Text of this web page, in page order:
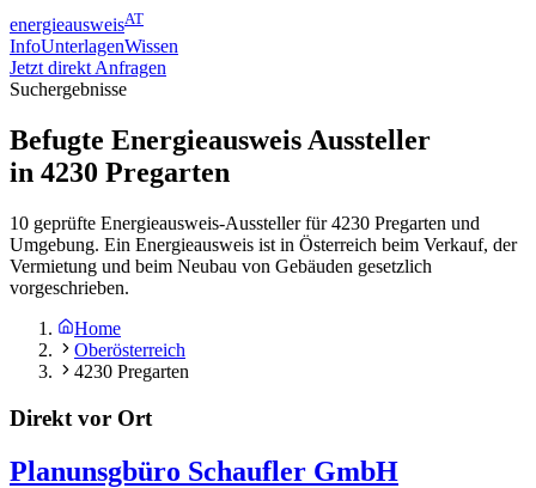
energieausweisAT
InfoUnterlagenWissen
Jetzt direkt Anfragen
Suchergebnisse
Befugte Energieausweis Aussteller
in 4230 Pregarten
10 geprüfte Energieausweis-Aussteller für 4230 Pregarten und
Umgebung. Ein Energieausweis ist in Österreich beim Verkauf, der
Vermietung und beim Neubau von Gebäuden gesetzlich
vorgeschrieben.
Home
Oberösterreich
4230 Pregarten
Direkt vor Ort
Planunsgbüro Schaufler GmbH